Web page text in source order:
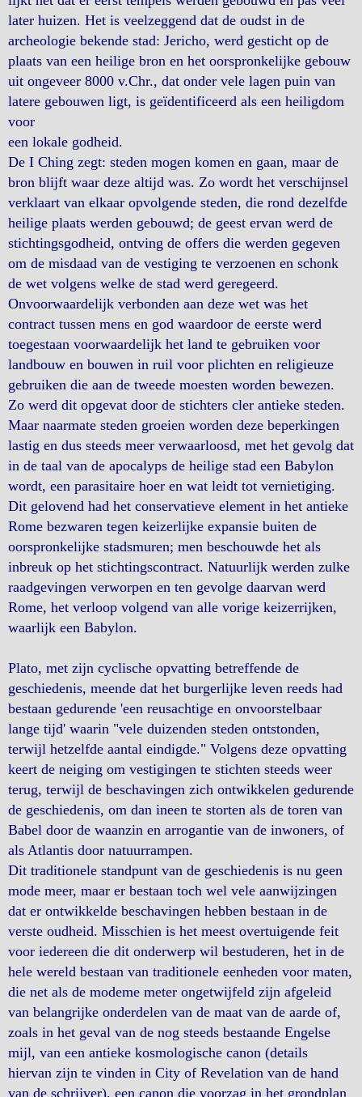
later huizen. Het is veelzeggend dat de oudst in de
archeologie bekende stad: Jericho, werd gesticht op de
plaats van een heilige bron en het oorspronkelijke gebouw
uit ongeveer 8000 v.Chr., dat onder vele lagen puin van
latere gebouwen ligt, is geïdentificeerd als een heiligdom
voor
een lokale godheid.
De I Ching zegt: steden mogen komen en gaan, maar de
bron blijft waar deze altijd was. Zo wordt het verschijnsel
verklaart van elkaar opvolgende steden, die rond dezelfde
heilige plaats werden gebouwd; de geest ervan werd de
stichtingsgodheid, ontving de offers die werden gegeven
om de misdaad van de vestiging te verzoenen en schonk
de wet volgens welke de stad werd geregeerd.
Onvoorwaardelijk verbonden aan deze wet was het
contract tussen mens en god waardoor de eerste werd
toegestaan voorwaardelijk het land te gebruiken voor
landbouw en bouwen in ruil voor plichten en religieuze
gebruiken die aan de tweede moesten worden bewezen.
Zo werd dit opgevat door de stichters cler antieke steden.
Maar naarmate steden groeien worden deze beperkingen
lastig en dus steeds meer verwaarloosd, met het gevolg dat
in de taal van de apocalyps de heilige stad een Babylon
wordt, een parasitaire hoer en wat leidt tot vernietiging.
Dit gelovend had het conservatieve element in het antieke
Rome bezwaren tegen keizerlijke expansie buiten de
oorspronkelijke stadsmuren; men beschouwde het als
inbreuk op het stichtingscontract. Natuurlijk werden zulke
raadgevingen verworpen en ten gevolge daarvan werd
Rome, het verloop volgend van alle vorige keizerrijken,
waarlijk een Babylon.
Plato, met zijn cyclische opvatting betreffende de
geschiedenis, meende dat het burgerlijke leven reeds had
bestaan gedurende 'een reusachtige en onvoorstelbaar
lange tijd' waarin "vele duizenden steden ontstonden,
terwijl hetzelfde aantal eindigde." Volgens deze opvatting
keert de neiging om vestigingen te stichten steeds weer
terug, terwijl de beschavingen zich ontwikkelen gedurende
de geschiedenis, om dan ineen te storten als de toren van
Babel door de waanzin en arrogantie van de inwoners, of
als Atlantis door natuurrampen.
Dit traditionele standpunt van de geschiedenis is nu geen
mode meer, maar er bestaan toch wel vele aanwijzingen
dat er ontwikkelde beschavingen hebben bestaan in de
verste oudheid. Misschien is het meest overtuigende feit
voor iedereen die dit onderwerp wil bestuderen, het in de
hele wereld bestaan van traditionele eenheden voor maten,
die net als de modeme meter ongetwijfeld zijn afgeleid
van belangrijke onderdelen van de maat van de aarde of,
zoals in het geval van de nog steeds bestaande Engelse
mijl, van een antieke kosmologische canon (details
hiervan zijn te vinden in City of Revelation van de hand
van de schrijver), een canon die voorzag in het grondplan